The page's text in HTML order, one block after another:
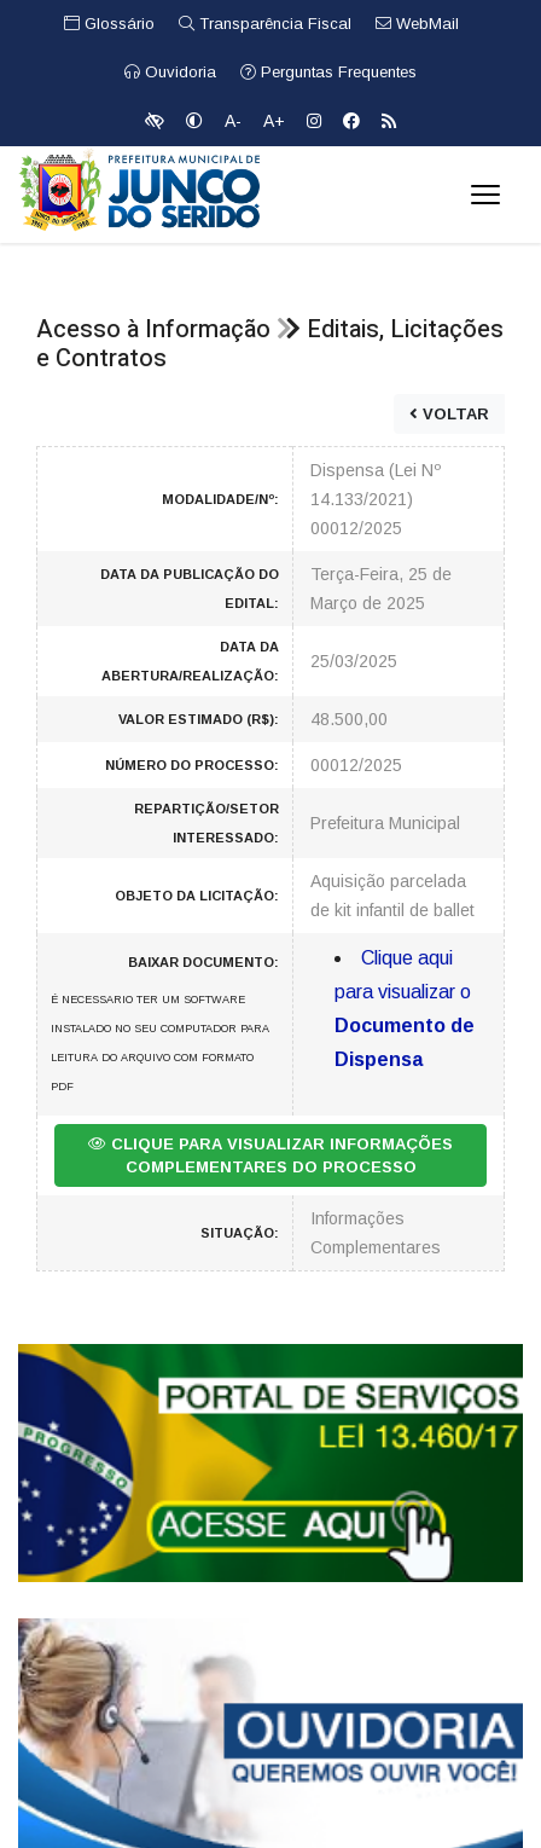
Glossário Transparência Fiscal WebMail
Ouvidoria Perguntas Frequentes
A- A+
Acesso à Informação
Editais, Licitações
e Contratos
VOLTAR
MODALIDADE/Nº:
Dispensa (Lei Nº
14.133/2021)
00012/2025
DATA DA PUBLICAÇÃO DO
EDITAL:
Terça-Feira, 25 de
Março de 2025
DATA DA
ABERTURA/REALIZAÇÃO:
25/03/2025
VALOR ESTIMADO (R$): 48.500,00
NÚMERO DO PROCESSO: 00012/2025
REPARTIÇÃO/SETOR
INTERESSADO:
Prefeitura Municipal
OBJETO DA LICITAÇÃO:
Aquisição parcelada
de kit infantil de ballet
BAIXAR DOCUMENTO:
É NECESSARIO TER UM SOFTWARE
INSTALADO NO SEU COMPUTADOR PARA
LEITURA DO ARQUIVO COM FORMATO
PDF
Clique aqui
para visualizar o
Documento de
Dispensa
CLIQUE PARA VISUALIZAR INFORMAÇÕES
COMPLEMENTARES DO PROCESSO
SITUAÇÃO:
Informações
Complementares